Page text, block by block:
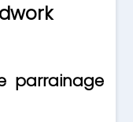
parrainage